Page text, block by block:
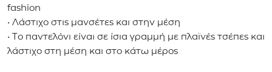
fashion
• Λάστιχο στις μανσέτες και στην μέση
• Το παντελόνι είναι σε ίσια γραμμή με πλαϊνές τσέπες και
λάστιχο στη μέση και στο κάτω μέρος